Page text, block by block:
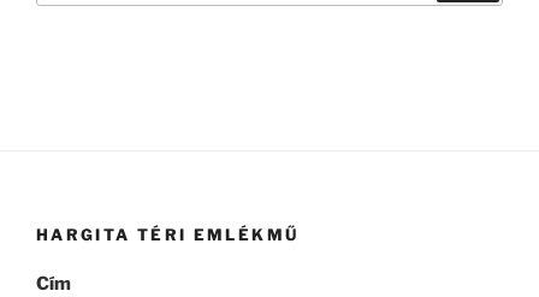
HARGITA TÉRI EMLÉKMŰ
Cím